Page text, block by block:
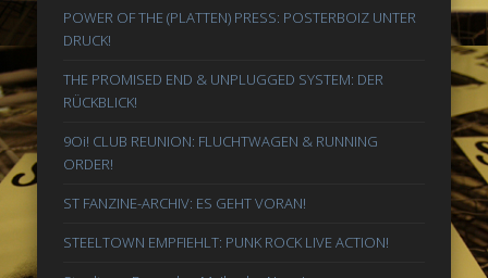
POWER OF THE (PLATTEN) PRESS: POSTERBOIZ UNTER
DRUCK!
THE PROMISED END & UNPLUGGED SYSTEM: DER
RÜCKBLICK!
9Oi! CLUB REUNION: FLUCHTWAGEN & RUNNING
ORDER!
ST FANZINE-ARCHIV: ES GEHT VORAN!
STEELTOWN EMPFIEHLT: PUNK ROCK LIVE ACTION!